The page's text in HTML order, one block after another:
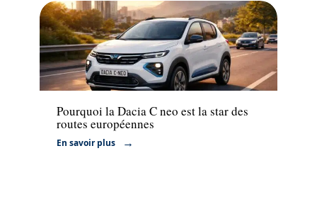
Voiture
Pourquoi la Dacia C neo est la star des
routes européennes
En savoir plus